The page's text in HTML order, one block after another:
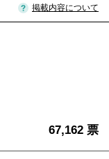
掲載内容について
67,162 票